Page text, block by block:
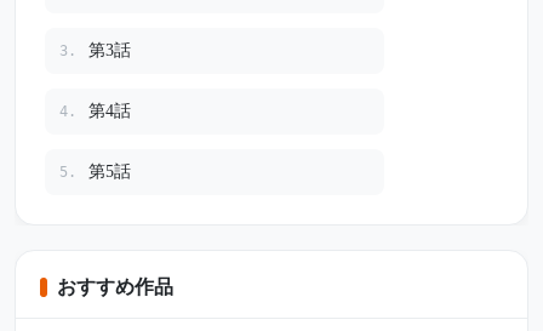
3. 第3話
4. 第4話
5. 第5話
おすすめ作品